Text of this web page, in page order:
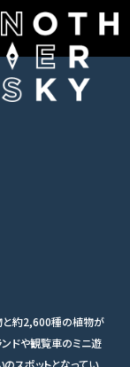
と約2,600種の植物が
ドや観覧車のミニ遊
スポットとなってい